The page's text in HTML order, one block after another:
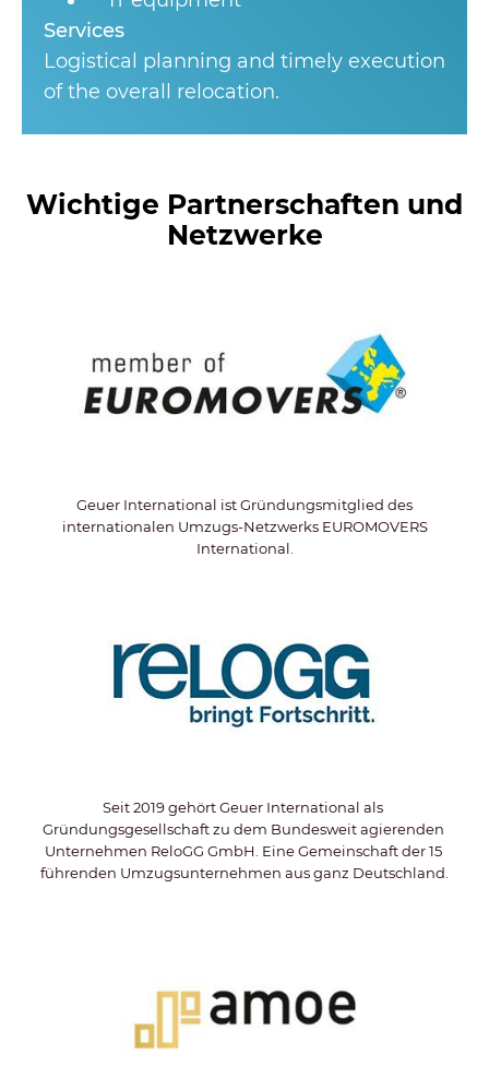
Services
Logistical planning and timely execution
of the overall relocation.
Wichtige Partnerschaften und
Netzwerke
Geuer International ist Gründungsmitglied des
internationalen Umzugs-Netzwerks EUROMOVERS
International.
Seit 2019 gehört Geuer International als
Gründungsgesellschaft zu dem Bundesweit agierenden
Unternehmen ReloGG GmbH. Eine Gemeinschaft der 15
führenden Umzugsunternehmen aus ganz Deutschland.